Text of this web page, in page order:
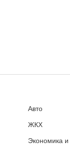
Авто
ЖКХ
Экономика и